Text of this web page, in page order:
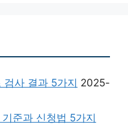
검사 결과 5가지 2025-
준과 신청법 5가지